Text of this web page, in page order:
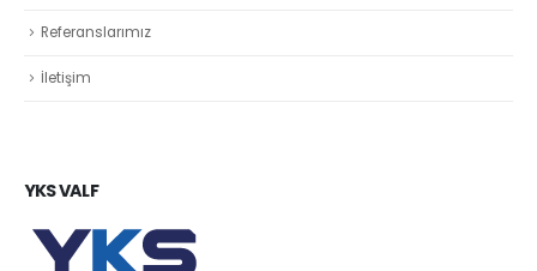
Referanslarımız
İletişim
YKS VALF